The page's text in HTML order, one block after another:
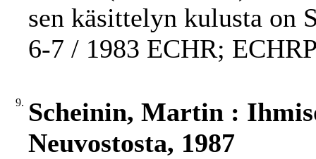
sen käsittelyn kulusta on
6-7 / 1983 ECHR;
9. Scheinin, Martin :
Neuvostosta, 1987